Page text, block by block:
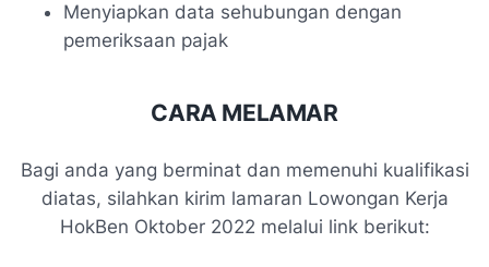
Menyiapkan data sehubungan dengan
pemeriksaan pajak
CARA MELAMAR
Bagi anda yang berminat dan memenuhi kualifikasi
diatas, silahkan kirim lamaran Lowongan Kerja
HokBen Oktober 2022 melalui link berikut: